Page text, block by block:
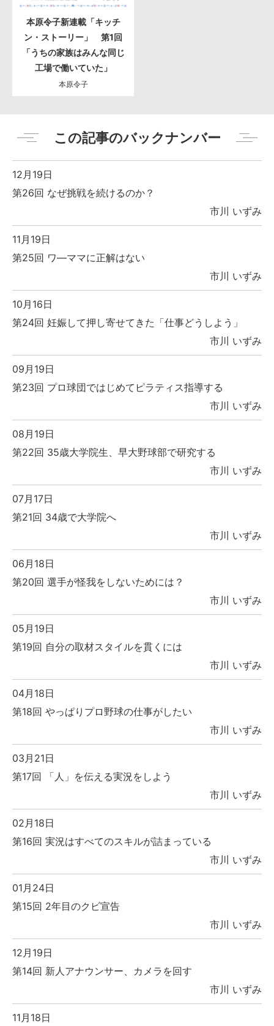
本原令子新連載「キッチ
ン・ストーリー」 第1回
「うちの家族はみんな同じ
工場で働いていた」
本原令子
この記事のバックナンバー
12月19日
第26回 なぜ挑戦を続けるのか？
市川 いずみ
11月19日
第25回 ワ―ママに正解はない
市川 いずみ
10月16日
第24回 妊娠して押し寄せてきた「仕事どうしよう」
市川 いずみ
09月19日
第23回 プロ球団ではじめてピラティス指導する
市川 いずみ
08月19日
第22回 35歳大学院生、早大野球部で研究する
市川 いずみ
07月17日
第21回 34歳で大学院へ
市川 いずみ
06月18日
第20回 選手が怪我をしないためには？
市川 いずみ
05月19日
第19回 自分の取材スタイルを貫くには
市川 いずみ
04月18日
第18回 やっぱりプロ野球の仕事がしたい
市川 いずみ
03月21日
第17回 「人」を伝える実況をしよう
市川 いずみ
02月18日
第16回 実況はすべてのスキルが詰まっている
市川 いずみ
01月24日
第15回 2年目のクビ宣告
市川 いずみ
12月19日
第14回 新人アナウンサー、カメラを回す
市川 いずみ
11月18日